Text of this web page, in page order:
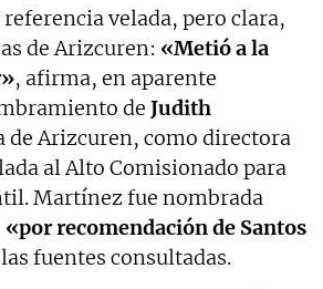
referencia velada, pero clara,
de Arizcuren: «Metió a la
, afirma, en aparente
de Judith
de Arizcuren, como directora
al Alto Comisionado para
Martínez fue nombrada
«por recomendación de Santos
fuentes consultadas.